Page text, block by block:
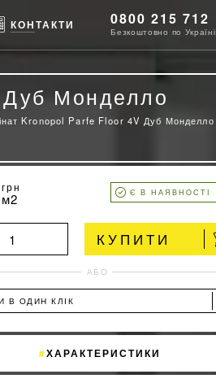
КОНТАКТИ 0800 215 712
Безкоштовно по Україні
Монделло
Kronopol Parfe Floor 4V Дуб Монделло
грн
м2 Є В НАЯВНОСТІ
КУПИТИ
АБО
В ОДИН КЛІК
ХАРАКТЕРИСТИКИ